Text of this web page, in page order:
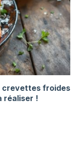
crevettes froides
réaliser !